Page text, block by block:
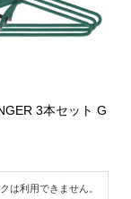
3本セット G
は利用できません。